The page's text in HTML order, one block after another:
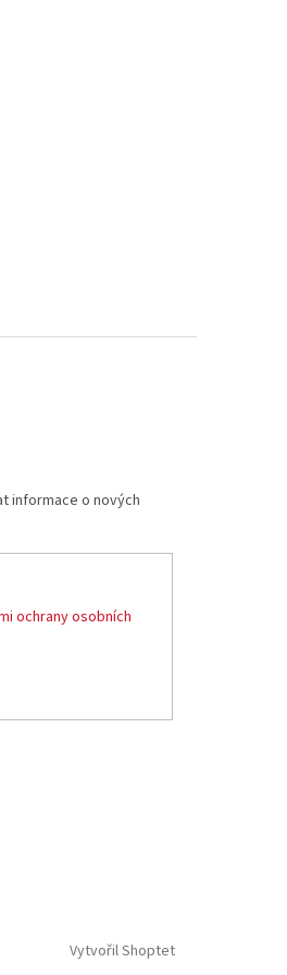
informace o nových
ochrany osobních
Vytvořil Shoptet